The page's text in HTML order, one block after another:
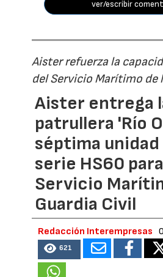
ver/escribir
Aister refuerza la
del Servicio Marítimo de
Aister entrega
patrullera 'Río
séptima unidad
serie HS60
Servicio
Guardia Civil
Redacción Interempresas
621